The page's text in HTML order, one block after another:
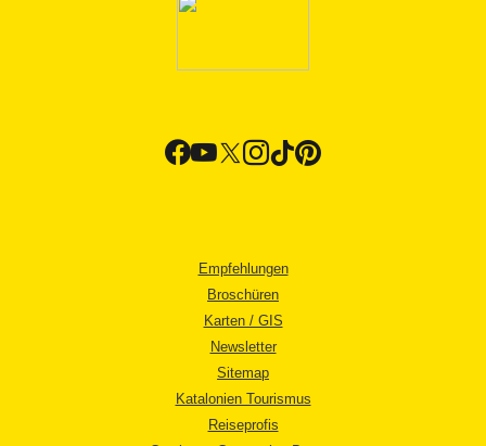
Empfehlungen
Broschüren
Karten / GIS
Newsletter
Sitemap
Katalonien Tourismus
Reiseprofis